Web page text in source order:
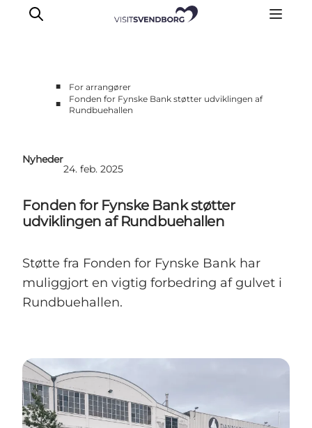
Planlæg dit event
Eventpuljen
Årets Events
Om Svendborg Event & Turisme
Kontakt
■
For arrangører
■
Fonden for Fynske Bank støtter udviklingen af
Rundbuehallen
Nyheder
24. feb. 2025
Fonden for Fynske Bank støtter
udviklingen af Rundbuehallen
Støtte fra Fonden for Fynske Bank har
muliggjort en vigtig forbedring af gulvet i
Rundbuehallen.